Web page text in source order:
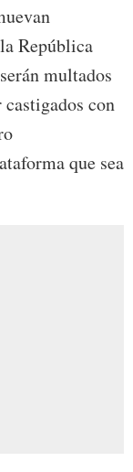
República
multados
con
que sea